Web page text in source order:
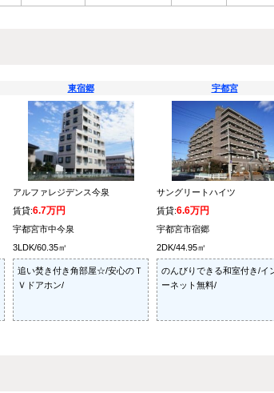
東宿郷
アルファレジデンス今泉
賃貸:6.7万円
宇都宮市中今泉
3LDK/60.35㎡
追い焚き付き角部屋☆/安心のＴ
Ｖドアホン/
宇都宮
サングリートハイツ
賃貸:6.6万円
宇都宮市宿郷
2DK/44.95㎡
のんびりできる和室付き/イ
ーネット無料/